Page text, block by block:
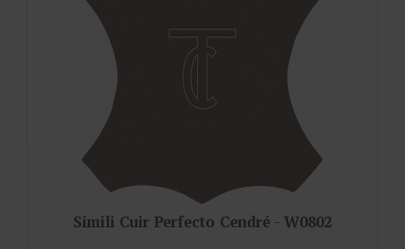
Simili Cuir Perfecto Cendré - W0802